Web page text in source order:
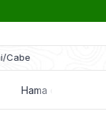
Hama dan Penyakit